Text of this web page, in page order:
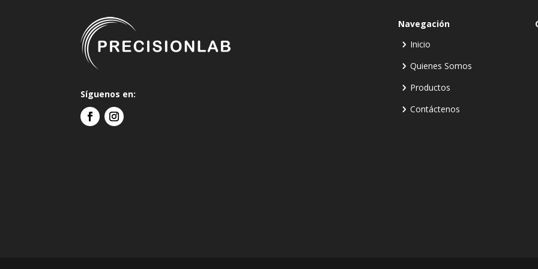
Síguenos en:
Navegación
Inicio
Quienes Somos
Productos
Contáctenos